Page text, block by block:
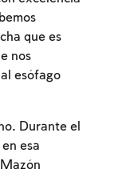
que es
nos
esófago
Durante el
esa